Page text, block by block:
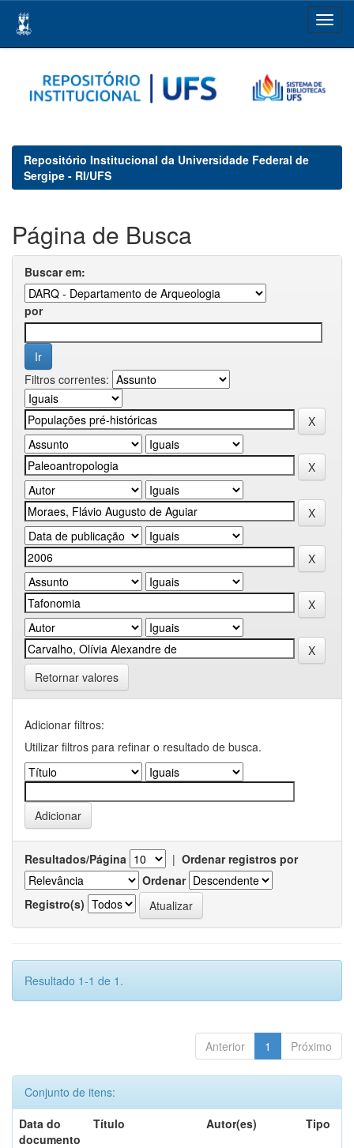
navigation
Repositório Institucional da Universidade Federal de
Sergipe - RI/UFS
Página de Busca
Buscar em:
por
Filtros correntes:
Retornar valores
Adicionar filtros:
Utilizar filtros para refinar o resultado de busca.
Resultados/Página | Ordenar registros por
Ordenar
Registro(s)
Resultado 1-1 de 1.
Anterior 1 Próximo
Conjunto de itens:
Data do
documento
Título Autor(es) Tipo